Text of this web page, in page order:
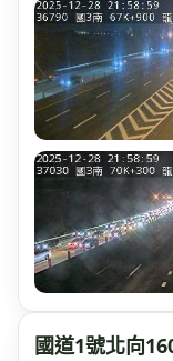
國道1號北向